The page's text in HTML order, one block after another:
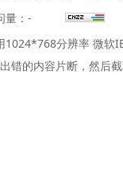
： -
1024*768分辨率 微软
错的内容片断，然后